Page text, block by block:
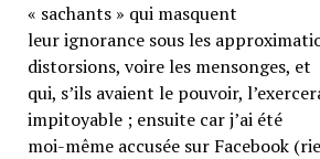
« sachants » qui masquent
leur ignorance sous les
distorsions, voire les mensonges, et
qui, s’ils avaient le pouvoir,
impitoyable ; ensuite car j’ai été
moi-même accusée sur Facebook